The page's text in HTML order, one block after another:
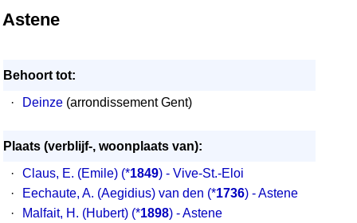
Astene
Behoort tot:
·
Deinze (arrondissement Gent)
Plaats (verblijf-, woonplaats van):
·
Claus, E. (Emile) (*1849) - Vive-St.-Eloi
·
Eechaute, A. (Aegidius) van den (*1736) - Astene
·
Malfait, H. (Hubert) (*1898) - Astene